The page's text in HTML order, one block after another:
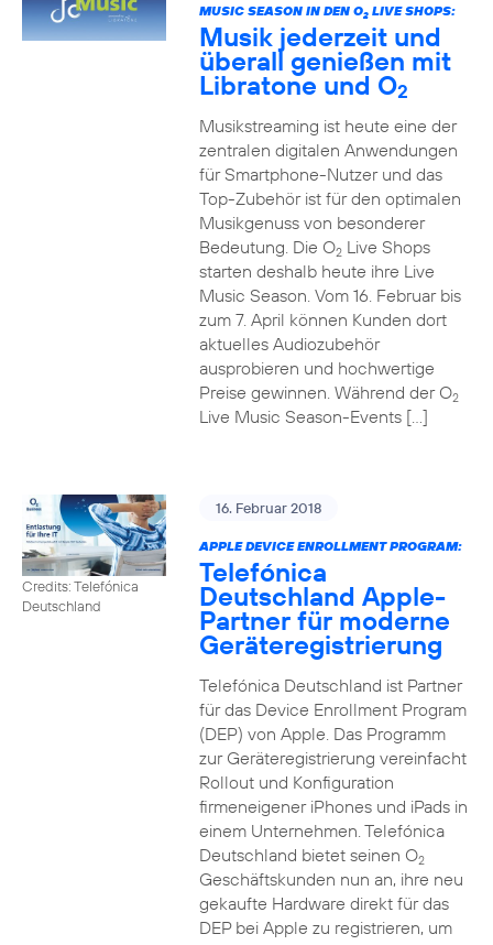
MUSIC SEASON IN DEN O2LIVE SHOPS:
Musik jederzeit und
überall genießen mit
Libratone und O2
Musikstreaming ist heute eine der
zentralen digitalen Anwendungen
für Smartphone-Nutzer und das
Top-Zubehör ist für den optimalen
Musikgenuss von besonderer
Bedeutung. Die O2Live Shops
starten deshalb heute ihre Live
Music Season. Vom 16. Februar bis
zum 7. April können Kunden dort
aktuelles Audiozubehör
ausprobieren und hochwertige
Preise gewinnen. Während der O2
Live Music Season-Events […]
Credits: Telefónica
Deutschland
16. Februar 2018
APPLE DEVICE ENROLLMENT PROGRAM:
Telefónica
Deutschland Apple-
Partner für moderne
Geräteregistrierung
Telefónica Deutschland ist Partner
für das Device Enrollment Program
(DEP) von Apple. Das Programm
zur Geräteregistrierung vereinfacht
Rollout und Konfiguration
firmeneigener iPhones und iPads in
einem Unternehmen. Telefónica
Deutschland bietet seinen O2
Geschäftskunden nun an, ihre neu
gekaufte Hardware direkt für das
DEP bei Apple zu registrieren, um